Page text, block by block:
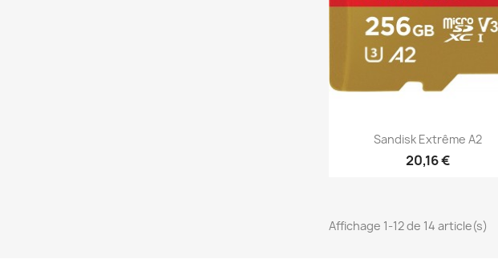
Aperçu rapide
Sandisk Extrême A2
20,16 €
Affichage 1-12 de 14 article(s)